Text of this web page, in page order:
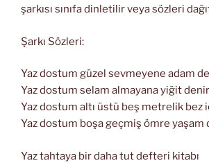
şarkısı sınıfa dinletilir veya sözleri
Şarkı Sözleri:
Yaz dostum güzel sevmeyene adam
Yaz dostum selam almayana yiğit
Yaz dostum altı üstü beş metrelik bez
Yaz dostum boşa geçmiş ömre yaşam
Yaz tahtaya bir daha tut defteri kitabı